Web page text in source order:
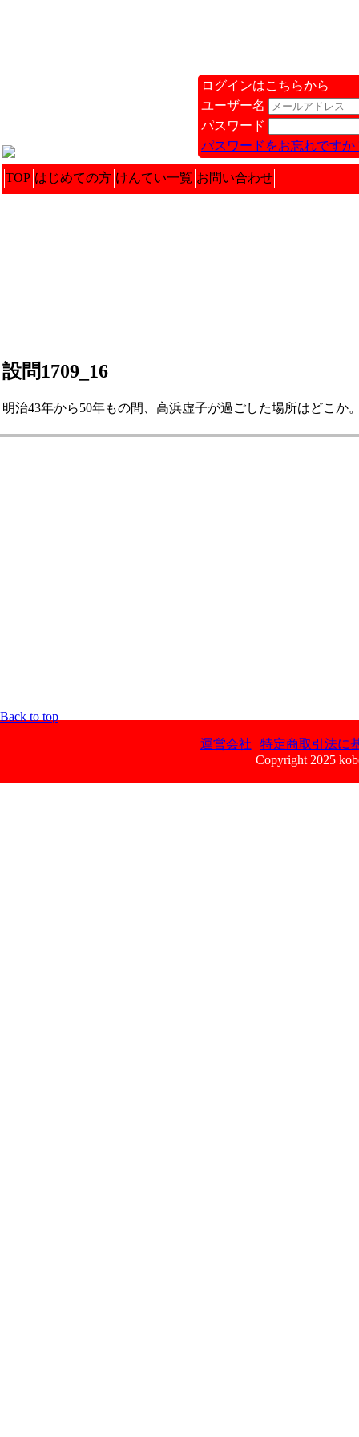
ログインはこちらから
ユーザー名
パスワード
パスワードをお忘れですか
TOP はじめての方 けんてい一覧 お問い合わせ
設問1709_16
明治43年から50年もの間、高浜虚子が過ごした場所はどこか
Back to top
運営会社 | 特定商取引法に
Copyright 2025